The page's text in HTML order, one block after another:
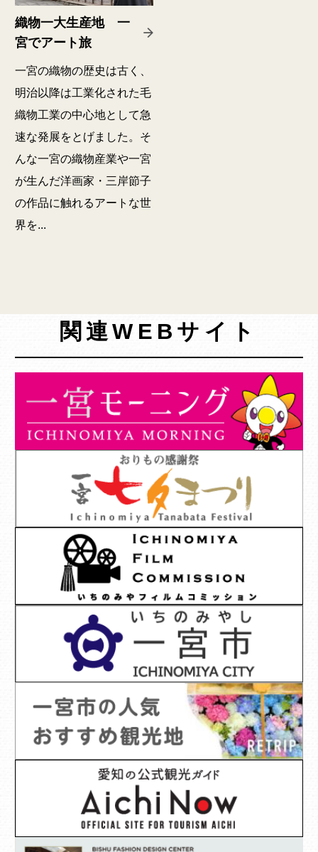
織物一大生産地 一
宮でアート旅
一宮の織物の歴史は古く、
明治以降は工業化された毛
織物工業の中心地として急
速な発展をとげました。そ
んな一宮の織物産業や一宮
が生んだ洋画家・三岸節子
の作品に触れるアートな世
界を...
関連WEBサイト